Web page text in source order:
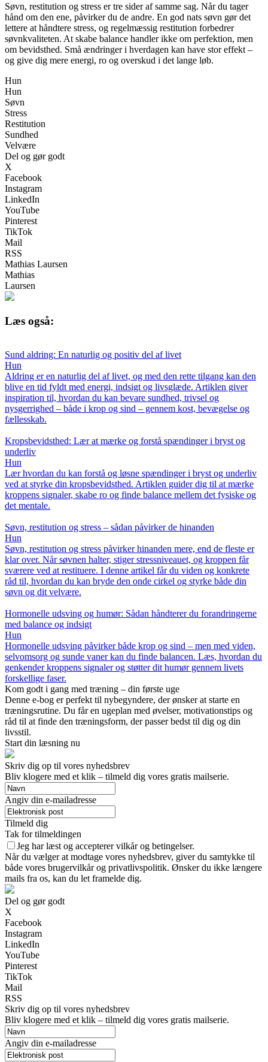
Søvn, restitution og stress er tre sider af samme sag. Når du tager
hånd om den ene, påvirker du de andre. En god nats søvn gør det
lettere at håndtere stress, og regelmæssig restitution forbedrer
søvnkvaliteten. At skabe balance handler ikke om perfektion, men
om bevidsthed. Små ændringer i hverdagen kan have stor effekt –
og give dig mere energi, ro og overskud i det lange løb.
Hun
Hun
Søvn
Stress
Restitution
Sundhed
Velvære
Del og gør godt
X
Facebook
Instagram
LinkedIn
YouTube
Pinterest
TikTok
Mail
RSS
Mathias Laursen
Mathias
Laursen
Læs også:
Sund aldring: En naturlig og positiv del af livet
Hun
Aldring er en naturlig del af livet, og med den rette tilgang kan den
blive en tid fyldt med energi, indsigt og livsglæde. Artiklen giver
inspiration til, hvordan du kan bevare sundhed, trivsel og
nysgerrighed – både i krop og sind – gennem kost, bevægelse og
fællesskab.
Kropsbevidsthed: Lær at mærke og forstå spændinger i bryst og
underliv
Hun
Lær hvordan du kan forstå og løsne spændinger i bryst og underliv
ved at styrke din kropsbevidsthed. Artiklen guider dig til at mærke
kroppens signaler, skabe ro og finde balance mellem det fysiske og
det mentale.
Søvn, restitution og stress – sådan påvirker de hinanden
Hun
Søvn, restitution og stress påvirker hinanden mere, end de fleste er
klar over. Når søvnen halter, stiger stressniveauet, og kroppen får
sværere ved at restituere. I denne artikel får du viden og konkrete
råd til, hvordan du kan bryde den onde cirkel og styrke både din
søvn og dit velvære.
Hormonelle udsving og humør: Sådan håndterer du forandringerne
med balance og indsigt
Hun
Hormonelle udsving påvirker både krop og sind – men med viden,
selvomsorg og sunde vaner kan du finde balancen. Læs, hvordan du
genkender kroppens signaler og støtter dit humør gennem livets
forskellige faser.
Kom godt i gang med træning – din første uge
Denne e-bog er perfekt til nybegyndere, der ønsker at starte en
træningsrutine. Du får en ugeplan med øvelser, motivationstips og
råd til at finde den træningsform, der passer bedst til dig og din
livsstil.
Start din læsning nu
Skriv dig op til vores nyhedsbrev
Bliv klogere med et klik – tilmeld dig vores gratis mailserie.
Angiv din e-mailadresse
Tilmeld dig
Tak for tilmeldingen
Jeg har læst og accepterer vilkår og betingelser.
Når du vælger at modtage vores nyhedsbrev, giver du samtykke til
både vores brugervilkår og privatlivspolitik. Ønsker du ikke længere
mails fra os, kan du let framelde dig.
Del og gør godt
X
Facebook
Instagram
LinkedIn
YouTube
Pinterest
TikTok
Mail
RSS
Skriv dig op til vores nyhedsbrev
Bliv klogere med et klik – tilmeld dig vores gratis mailserie.
Angiv din e-mailadresse